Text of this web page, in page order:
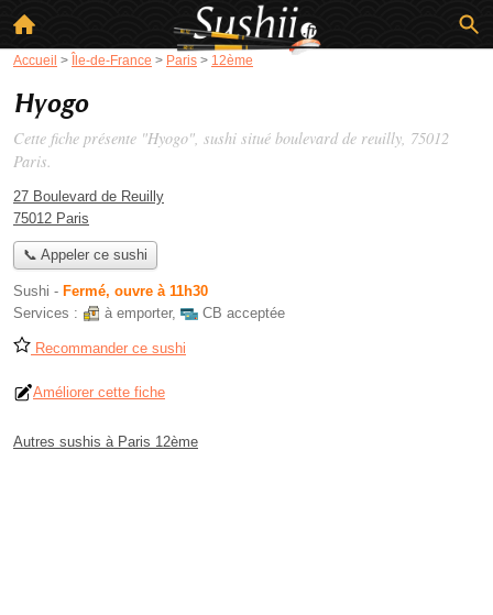
Accueil > Île-de-France > Paris > 12ème
Hyogo
Cette fiche présente "Hyogo", sushi situé boulevard de reuilly, 75012
Paris.
27 Boulevard de Reuilly
75012 Paris
📞 Appeler ce sushi
Sushi - Fermé, ouvre à 11h30
Services :
à emporter, CB acceptée
Recommander ce sushi
Améliorer cette fiche
Autres sushis à Paris 12ème